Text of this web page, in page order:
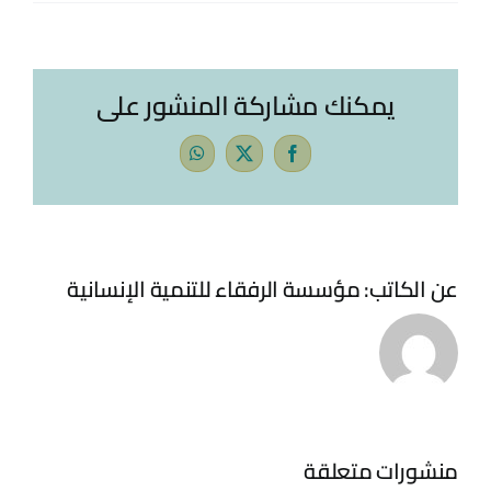
يمكنك مشاركة المنشور على
Facebook
X
WhatsApp
عن الكاتب:مؤسسة الرفقاء للتنمية الإنسانية
منشورات متعلقة
الجولة الرابعة
من صرف